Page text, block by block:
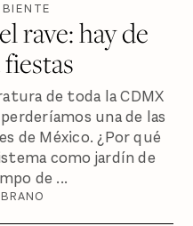
rave: hay de
de toda la CDMX
una de las
de México. ¿Por qué
como jardín de
de ...